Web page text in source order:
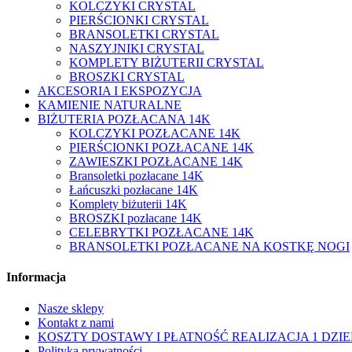
KOLCZYKI CRYSTAL
PIERŚCIONKI CRYSTAL
BRANSOLETKI CRYSTAL
NASZYJNIKI CRYSTAL
KOMPLETY BIŻUTERII CRYSTAL
BROSZKI CRYSTAL
AKCESORIA I EKSPOZYCJA
KAMIENIE NATURALNE
BIŻUTERIA POZŁACANA 14K
KOLCZYKI POZŁACANE 14K
PIERŚCIONKI POZŁACANE 14K
ZAWIESZKI POZŁACANE 14K
Bransoletki pozłacane 14K
Łańcuszki pozłacane 14K
Komplety biżuterii 14K
BROSZKI pozłacane 14K
CELEBRYTKI POZŁACANE 14K
BRANSOLETKI POZŁACANE NA KOSTKĘ NOGI
Informacja
Nasze sklepy
Kontakt z nami
KOSZTY DOSTAWY I PŁATNOŚĆ REALIZACJA 1